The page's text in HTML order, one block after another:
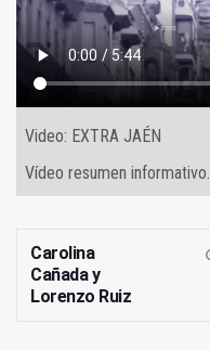
Video: EXTRA JAÉN
Vídeo resumen informativo.
Carolina
Cañada y
Lorenzo Ruiz